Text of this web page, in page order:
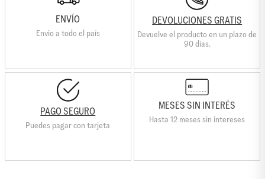
ENVÍO
Envio a todo el país
DEVOLUCIONES GRATIS
Devuelve el producto en un plazo de
90 días.
PAGO SEGURO
Puedes pagar con tarjeta
MESES SIN INTERÉS
Hasta 12 meses sin intereses